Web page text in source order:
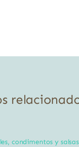
condimentos y salsas